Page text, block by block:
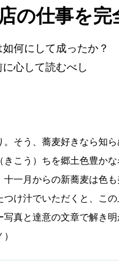
の仕事を完
如何にして成ったか
心して読むべし
そう、蕎麦好きなら知
こう）ちを郷土色豊かな
一月からの新蕎麦は色も
け汁でいただくと、この
真と達意の文章で解き